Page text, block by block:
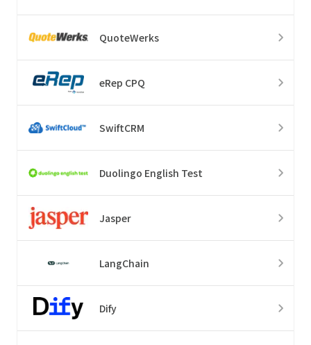
QuoteWerks
eRep CPQ
SwiftCRM
Duolingo English Test
Jasper
LangChain
Dify